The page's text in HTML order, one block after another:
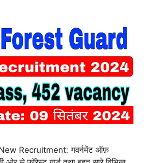
Recruitment: गवर्नमेंट ऑफ़